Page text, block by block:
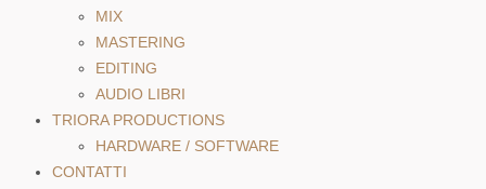
MIX
MASTERING
EDITING
AUDIO LIBRI
TRIORA PRODUCTIONS
HARDWARE / SOFTWARE
CONTATTI